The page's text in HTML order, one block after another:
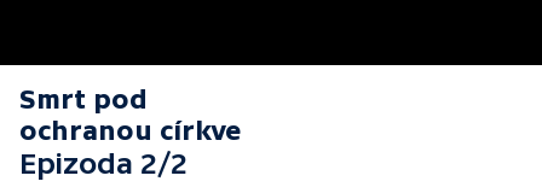
Smrt pod
ochranou církve
Epizoda 2/2